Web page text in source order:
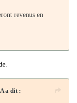
revenus en
a dit :